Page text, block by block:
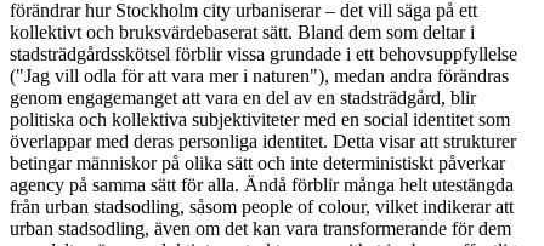
förändrar hur Stockholm city urbaniserar – det vill säga på ett
kollektivt och bruksvärdebaserat sätt. Bland dem som deltar i
stadsträdgårdsskötsel förblir vissa grundade i ett behovsuppfyllelse
("Jag vill odla för att vara mer i naturen"), medan andra förändras
genom engagemanget att vara en del av en stadsträdgård, blir
politiska och kollektiva subjektiviteter med en social identitet som
överlappar med deras personliga identitet. Detta visar att strukturer
betingar människor på olika sätt och inte deterministiskt påverkar
agency på samma sätt för alla. Ändå förblir många helt utestängda
från urban stadsodling, såsom people of colour, vilket indikerar att
urban stadsodling, även om det kan vara transformerande för dem